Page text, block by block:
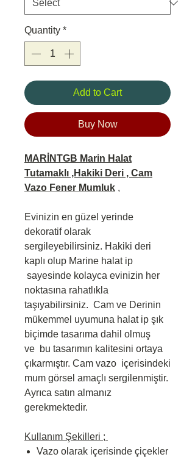
Quantity *
Add to Cart
Buy Now
MARİNTGB Marin Halat
Tutamaklı ,Hakiki Deri , Cam
Vazo Fener Mumluk ,
Evinizin en güzel yerinde
dekoratif olarak
sergileyebilirsiniz. Hakiki deri
kaplı olup Marine halat ip
sayesinde kolayca evinizin her
noktasına rahatlıkla
taşıyabilirsiniz. Cam ve Derinin
mükemmel uyumuna halat ip şık
biçimde tasarıma dahil olmuş
ve bu tasarımın kalitesini ortaya
çıkarmıştır. Cam vazo içerisindeki
mum görsel amaçlı sergilenmiştir.
Ayrıca satın almanız
gerekmektedir.
Kullanım Şekilleri ;
Vazo olarak içerisinde çiçekler